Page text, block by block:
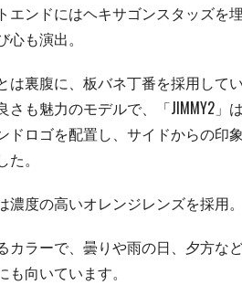
エンドにはヘキサゴンスタッズを
も演出。
は裏腹に、板バネ丁番を採用して
さも魅力のモデルで、「JIMMY2」
ドロゴを配置し、サイドからの印
。
濃度の高いオレンジレンズを採用。
カラーで、曇りや雨の日、夕方な
向いています。